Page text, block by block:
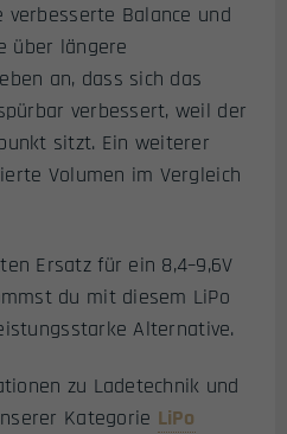
Balance und
über längere
an, dass sich das
verbessert, weil der
sitzt. Ein weiterer
Volumen im Vergleich
Ersatz für ein 8,4–9,6V
du mit diesem LiPo
Alternative.
zu Ladetechnik und
Kategorie LiPo